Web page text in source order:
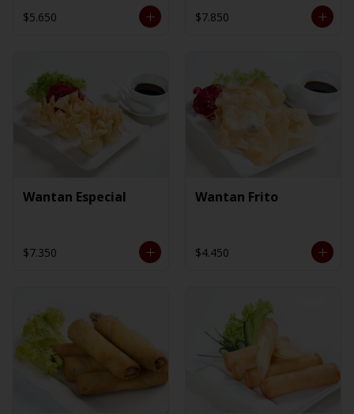
$5.650 $7.850
Wantan Especial
$7.350
Wantan Frito
$4.450